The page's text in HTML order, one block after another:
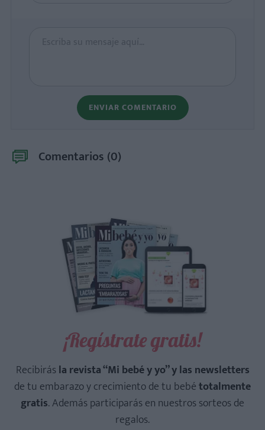
ENVIAR COMENTARIO
Comentarios (0)
¡Regístrate gratis!
Recibirásla revista “Mi bebé y yo” y las newsletters
de tu embarazo y crecimiento de tu bebétotalmente
gratis. Además participarás en nuestros sorteos de
regalos.